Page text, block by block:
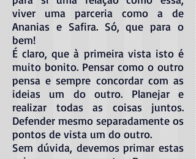
viver uma parceria como a de
Ananias e Safira. Só, que para o
bem!
É claro, que à primeira vista isto é
muito bonito. Pensar como o outro
pensa e sempre concordar com as
ideias um do outro. Planejar e
realizar todas as coisas juntos.
Defender mesmo separadamente os
pontos de vista um do outro.
Sem dúvida, devemos primar estas